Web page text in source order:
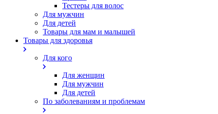
Тестеры для волос
Для мужчин
Для детей
Товары для мам и малышей
Товары для здоровья
Для кого
Для женщин
Для мужчин
Для детей
По заболеваниям и проблемам